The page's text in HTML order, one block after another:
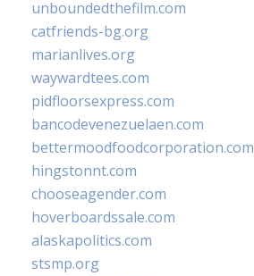
unboundedthefilm.com
catfriends-bg.org
marianlives.org
waywardtees.com
pidfloorsexpress.com
bancodevenezuelaen.com
bettermoodfoodcorporation.com
hingstonnt.com
chooseagender.com
hoverboardssale.com
alaskapolitics.com
stsmp.org